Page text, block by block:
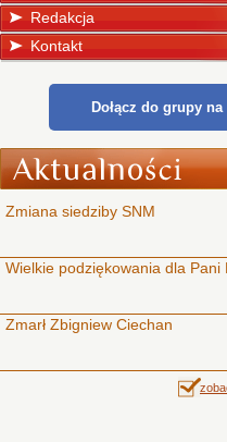
Redakcja
Kontakt
Dołącz do grupy
Zmiana siedziby SNM
Wielkie podziękowania dla Pani
Zmarł Zbigniew Ciechan